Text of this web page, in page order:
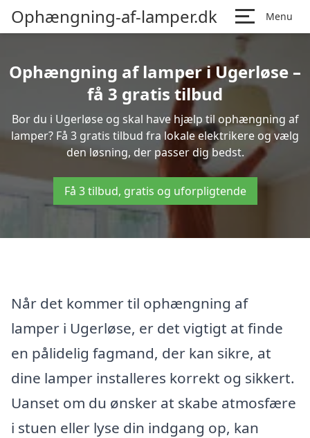
Ophængning-af-lamper.dk Menu
Ophængning af lamper i Ugerløse –
få 3 gratis tilbud
Bor du i Ugerløse og skal have hjælp til ophængning af
lamper? Få 3 gratis tilbud fra lokale elektrikere og vælg
den løsning, der passer dig bedst.
Få 3 tilbud, gratis og uforpligtende
Når det kommer til ophængning af
lamper i Ugerløse, er det vigtigt at finde
en pålidelig fagmand, der kan sikre, at
dine lamper installeres korrekt og sikkert.
Uanset om du ønsker at skabe atmosfære
i stuen eller lyse din indgang op, kan